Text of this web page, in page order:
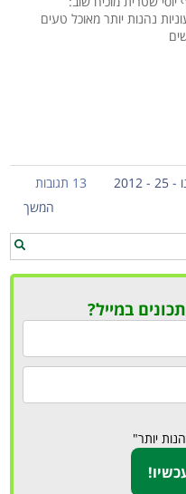
נהנות יותר מאוכל טעים
13 תגובות
המשך
במייל?
יותר"